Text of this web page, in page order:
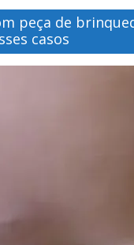
peça de
casos